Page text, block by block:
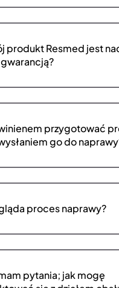
produkt Resmed jest
przygotować
go do
proces naprawy?
pytania; jak mogę